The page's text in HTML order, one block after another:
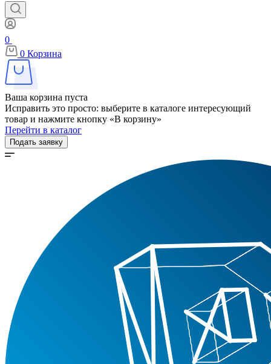
0
0 Корзина
Ваша корзина пуста
Исправить это просто: выберите в каталоге интересующий
товар и нажмите кнопку «В корзину»
Перейти в каталог
Подать заявку